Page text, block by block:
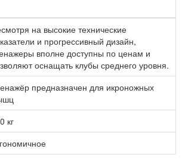
на высокие технические
и прогрессивный дизайн,
вполне доступны по ценам и
оснащать клубы среднего уровня.
предназначен для икроножных
кг